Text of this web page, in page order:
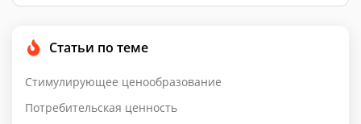
Статьи по теме
Стимулирующее ценообразование
Потребительская ценность